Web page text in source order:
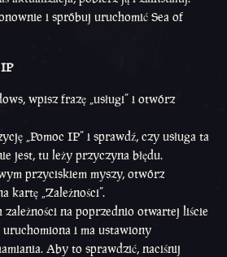
i spróbuj uruchomić Sea of
wpisz frazę „usługi” i otwórz
„Pomoc IP” i sprawdź, czy usługa ta
jest, tu leży przyczyna błędu.
przyciskiem myszy, otwórz
kartę „Zależności”.
zależności na poprzednio otwartej liście
uruchomiona i ma ustawiony
Aby to sprawdzić, naciśnij